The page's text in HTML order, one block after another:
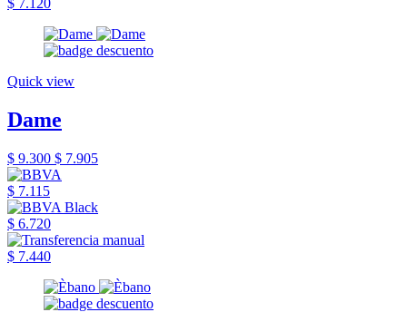
$ 7.120
Quick view
Dame
$ 9.300 $ 7.905
$ 7.115
$ 6.720
$ 7.440